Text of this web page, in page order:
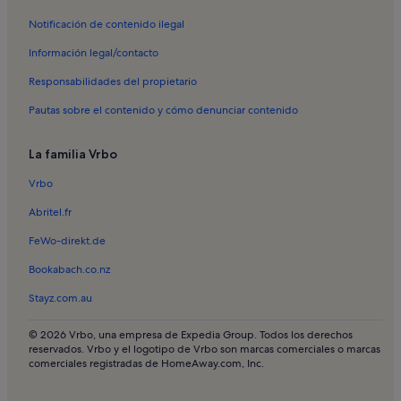
Alquileres vacacionales en Sa Caleta
Alquileres vacacionales en Son Blanc
Alquileres vacacionales en Son Carrió
Alquileres vacacionales en Sa Torre del Ram
Apartamentos en Cala Galdana
Apartamentos en Cala Morell
Apartamentos en Cala Santandria
Apartamentos en Cala'n Bosch
Apartamentos en Ciudadela de Menorca
Notificación de contenido ilegal
Información legal/contacto
Responsabilidades del propietario
Pautas sobre el contenido y cómo denunciar contenido
La familia Vrbo
Vrbo
Abritel.fr
FeWo-direkt.de
Bookabach.co.nz
Stayz.com.au
© 2026 Vrbo, una empresa de Expedia Group. Todos los derechos
reservados. Vrbo y el logotipo de Vrbo son marcas comerciales o marcas
comerciales registradas de HomeAway.com, Inc.